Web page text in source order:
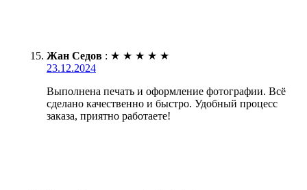
Жан Седов : ★ ★ ★ ★ ★
23.12.2024
Выполнена печать и оформление фотографии. Всё
сделано качественно и быстро. Удобный процесс
заказа, приятно работаете!